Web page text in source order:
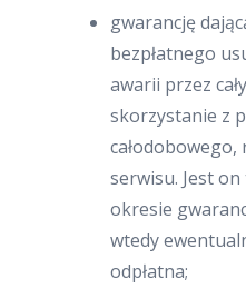
gwarancję
bezpłatnego
awarii przez
skorzystanie z
całodobowego,
serwisu. Jest
okresie
wtedy
odpłatna;